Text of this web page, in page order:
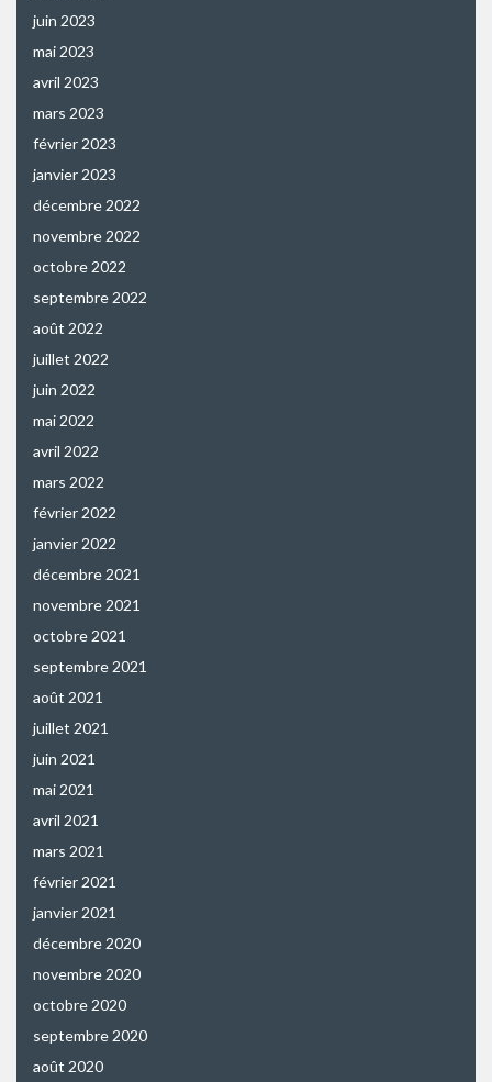
juin 2023
mai 2023
avril 2023
mars 2023
février 2023
janvier 2023
décembre 2022
novembre 2022
octobre 2022
septembre 2022
août 2022
juillet 2022
juin 2022
mai 2022
avril 2022
mars 2022
février 2022
janvier 2022
décembre 2021
novembre 2021
octobre 2021
septembre 2021
août 2021
juillet 2021
juin 2021
mai 2021
avril 2021
mars 2021
février 2021
janvier 2021
décembre 2020
novembre 2020
octobre 2020
septembre 2020
août 2020